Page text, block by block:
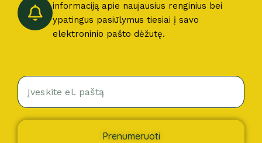
informaciją apie naujausius renginius bei
ypatingus pasiūlymus tiesiai į savo
elektroninio pašto dėžutę.
Prenumeruoti